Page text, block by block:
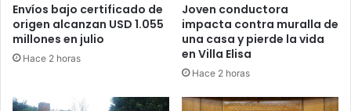
Envíos bajo certificado de
origen alcanzan USD 1.055
millones en julio
Hace 2 horas
Joven conductora
impacta contra muralla de
una casa y pierde la vida
en Villa Elisa
Hace 2 horas